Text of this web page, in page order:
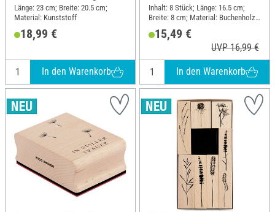
Länge: 23 cm; Breite: 20.5 cm;
Material: Kunststoff
18,99 €
In den Warenkorb
Inhalt: 8 Stück; Länge: 16.5 cm;
Breite: 8 cm; Material: Buchenholz,
15,49 €
UVP 16,99 €
In den Warenkorb